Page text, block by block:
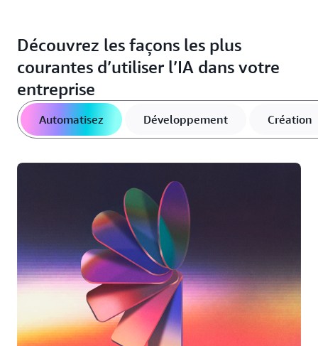
Découvrez les façons les plus
courantes d’utiliser l’IA dans votre
entreprise
Automatisez Développement Création